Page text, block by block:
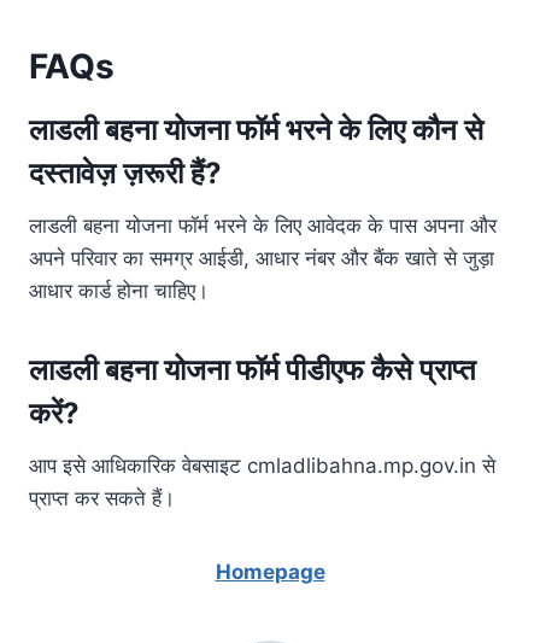
FAQs
लाडली बहना योजना फॉर्म भरने के लिए कौन से
दस्तावेज़ ज़रूरी हैं?
लाडली बहना योजना फॉर्म भरने के लिए आवेदक के पास अपना और
अपने परिवार का समग्र आईडी, आधार नंबर और बैंक खाते से जुड़ा
आधार कार्ड होना चाहिए।
लाडली बहना योजना फॉर्म पीडीएफ कैसे प्राप्त
करें?
आप इसे आधिकारिक वेबसाइट cmladlibahna.mp.gov.in से
प्राप्त कर सकते हैं।
Homepage